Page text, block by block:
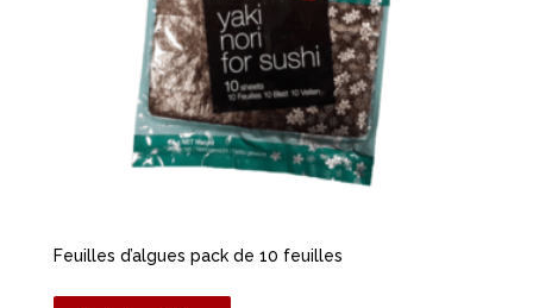
Feuilles d’algues pack de 10 feuilles